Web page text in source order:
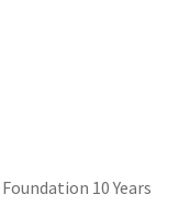
10 Years